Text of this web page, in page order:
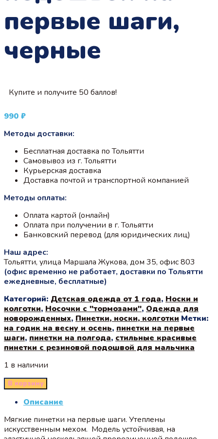
первые шаги,
черные
Купите и получите 50 баллов!
990 ₽
Методы доставки:
Бесплатная доставка по Тольятти
Самовывоз из г. Тольятти
Курьерская доставка
Доставка почтой и транспортной компанией
Методы оплаты:
Оплата картой (онлайн)
Оплата при получении в г. Тольятти
Банковский перевод (для юридических лиц)
Наш адрес:
Тольятти, улица Маршала Жукова, дом 35, офис 803
(офис временно не работает, доставки по Тольятти
ежедневные, бесплатные)
Категорий: Детская одежда от 1 года, Носки и
колготки, Носочки с "тормозами", Одежда для
новорожденных, Пинетки, носки, колготки Метки:
на годик на весну и осень, пинетки на первые
шаги, пинетки на полгода, стильные красивые
пинетки с резиновой подошвой для мальчика
1 в наличии
В корзину
Описание
Мягкие пинетки на первые шаги. Утеплены
искусственным мехом. Модель устойчивая, на